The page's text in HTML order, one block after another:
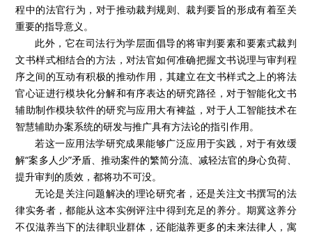
程中的法官行为，对于推动裁判规则、裁判要旨的形成有着至关
重要的指导意义。
此外，它在司法行为学层面倡导的将审判要素和要素式裁判
文书样式相结合的方法，对法官如何准确把握文书说理与审判程
序之间的互动有积极的推动作用，其建立在文书样式之上的将法
官心证进行模块化分解和有序表达的研究路径，对于智能化文书
辅助制作模块软件的研究与应用大有裨益，对于人工智能技术在
智慧辅助办案系统的研发与推广具有方法论的指引作用。
若这一应用法学研究成果能够广泛应用于实践，对于有效缓
解“案多人少”矛盾、推动案件的繁简分流、减轻法官的身心负荷、
提升审判的质效，都将功不可没。
无论是关注问题解决的理论研究者，还是关注文书撰写的法
律实务者，都能从这本实例评注中得到充足的养分。期冀这养分
不仅滋养当下的法律职业群体，还能滋养更多的未来法律人，寓